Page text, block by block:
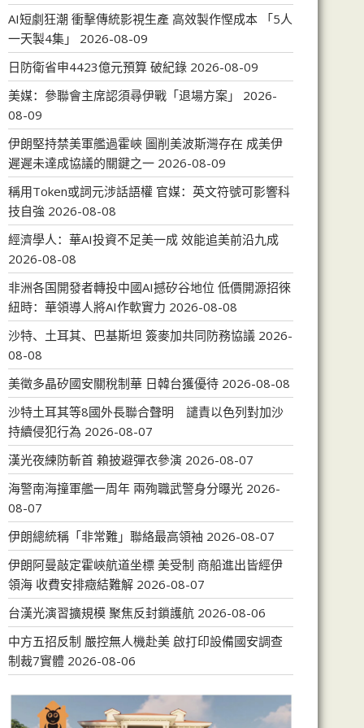
AI短劇狂潮 衝擊傳統影視生產 高效製作慳成本 「5人
一天製4集」
2026-08-09
日防衛省申4423億元預算 破紀錄 2026-08-09
美媒：參聯會主席認須尋伊戰「退場方案」
2026-
08-09
伊朗堅持禁美軍艦過霍峽 圖削美波斯灣存在 成美伊
遲遲未達成協議的關鍵之一 2026-08-09
稱用Token或詞元涉話語權 官媒：英文符號可影響科
技自強 2026-08-08
經濟學人：華AI投資不足美一成 效能追美前沿九成
2026-08-08
非洲各国開發者轉投中國AI撼矽谷地位 低價開源招徠
紐時：華領導人將AI作軟實力 2026-08-08
沙特、土耳其、巴基斯坦 簽麥加共同防務協議 2026-
08-08
美徵多晶矽國安關稅制華 日韓台獲優待 2026-08-08
沙特土耳其等8國外長聯合聲明 譴責以色列對加沙
持續侵犯行為 2026-08-07
漢光夜練防斬首 賴披避彈衣參演 2026-08-07
海警南海撞軍艦一周年 兩殉職武警身分曝光 2026-
08-07
伊朗總統稱「非常難」聯絡最高領袖 2026-08-07
伊朗阿曼敲定霍峽航道坐標 美受制 商船進出皆經伊
領海 收費安排癥結難解 2026-08-07
台漢光演習擴規模 聚焦反封鎖護航 2026-08-06
中方五招反制 嚴控無人機赴美 啟打印設備國安調查
制裁7實體 2026-08-06